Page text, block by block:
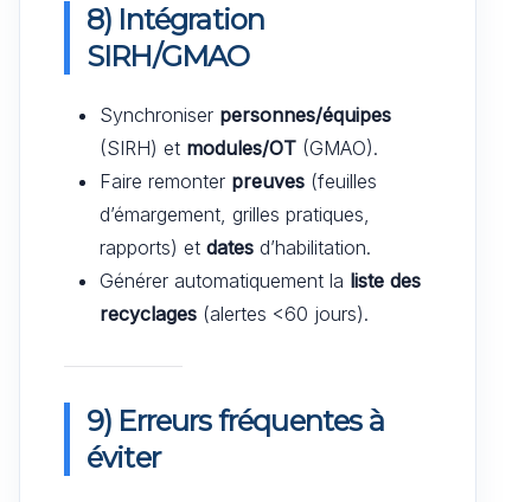
8) Intégration
SIRH/GMAO
Synchroniser personnes/équipes
(SIRH) et modules/OT (GMAO).
Faire remonter preuves (feuilles
d’émargement, grilles pratiques,
rapports) et dates d’habilitation.
Générer automatiquement la liste des
recyclages (alertes <60 jours).
9) Erreurs fréquentes à
éviter